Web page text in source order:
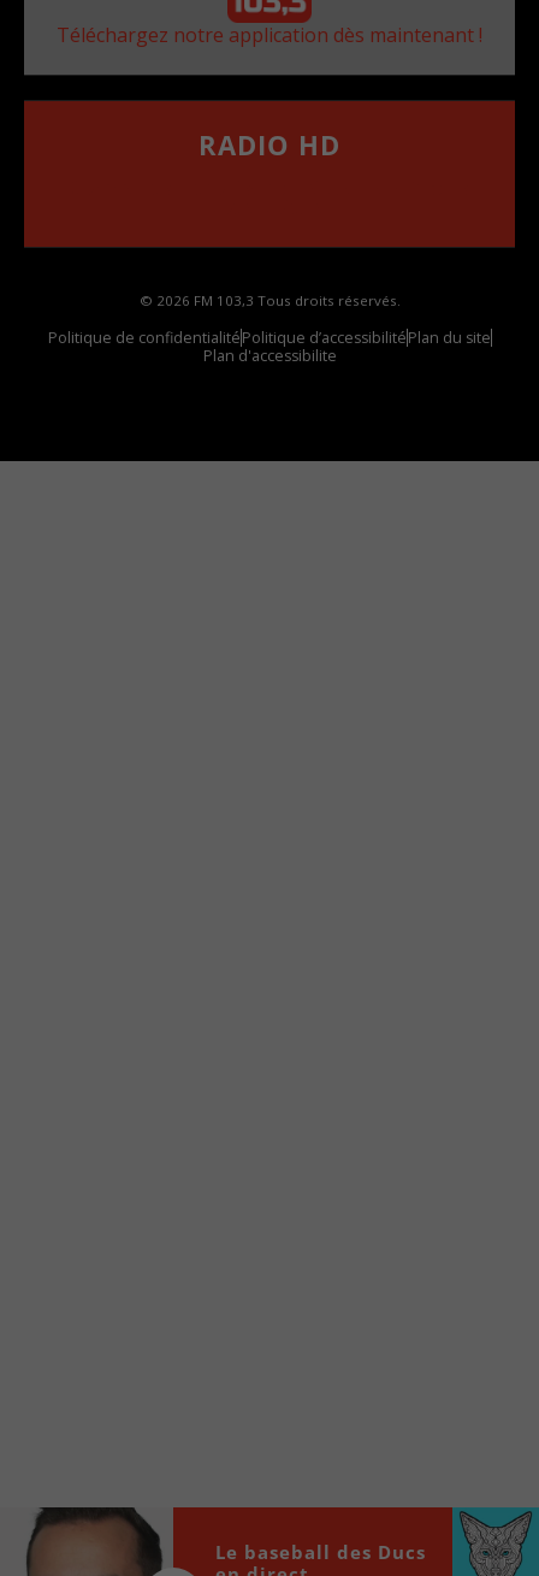
Téléchargez notre application dès maintenant !
RADIO HD
© 2026 FM 103,3 Tous droits réservés.
Politique de confidentialitéPolitique d’accessibilitéPlan du site
Plan d'accessibilite
Audio
00:00
Le baseball des Ducs